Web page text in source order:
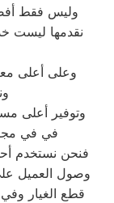
وليس فقط
نقدمها ليست
وعلى أعلى
وتوفير أعلى
في في
فنحن نستخدم
وصول العميل
قطع الغيار